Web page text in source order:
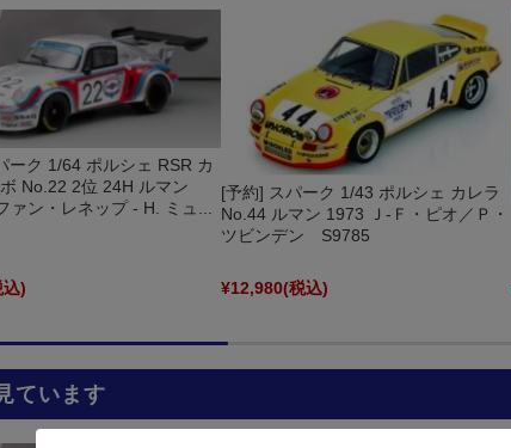
ーク 1/64 ポルシェ RSR カ
No.22 2位 24H ルマン
ァン・レネップ - H. ミュ...
込)
[予約] スパーク 1/43 ポルシェ カレラ
No.44 ルマン 1973 Ｊ‐Ｆ・ピオ／Ｐ・
ツビンデン S9785
¥12,980(税込)
ています